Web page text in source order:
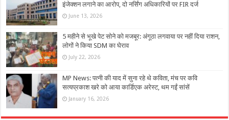
इंजेक्शन लगाने का आरोप, दो नर्सिंग अधिकारियों पर FIR दर्ज
June 13, 2026
5 महीने से भूखे पेट सोने को मजबूर: अंगूठा लगवाया पर नहीं दिया राशन,
लोगों ने किया SDM का घेराव
July 22, 2026
MP News: पत्नी की याद में सुना रहे थे कविता, मंच पर कवि
सत्यप्रकाश खरे को आया कार्डिएक अरेस्ट, थम गईं सांसें
January 16, 2026